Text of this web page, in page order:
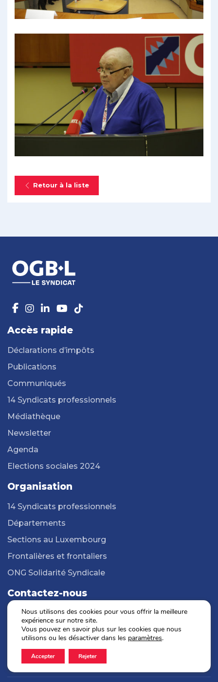
Retour à la liste
Accès rapide
Déclarations d’impôts
Publications
Communiqués
14 Syndicats professionnels
Médiathèque
Newsletter
Agenda
Elections sociales 2024
Organisation
14 Syndicats professionnels
Départements
Sections au Luxembourg
Frontalières et frontaliers
ONG Solidarité Syndicale
Contactez-nous
Toutes nos adresses
+352 2 6543 777
Formulaire de contact
Nous utilisons des cookies pour vous offrir la meilleure
expérience sur notre site.
Vous pouvez en savoir plus sur les cookies que nous
utilisons ou les désactiver dans les paramètres.
Accepter Rejeter